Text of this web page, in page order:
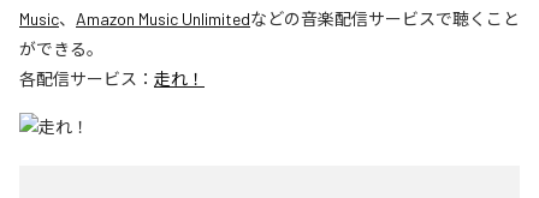
Music、 Amazon Music Unlimitedなどの音楽配信サービスで聴くこと
ができる。
各配信サービス： 走れ！